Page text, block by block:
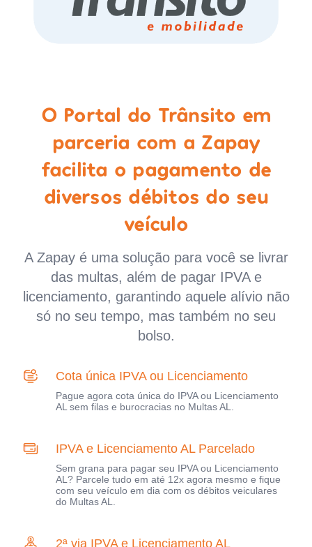
O Portal do Trânsito em
parceria com a Zapay
facilita o pagamento de
diversos débitos do seu
veículo
A Zapay é uma solução para você se livrar
das multas, além de pagar IPVA e
licenciamento, garantindo aquele alívio não
só no seu tempo, mas também no seu
bolso.
Cota única IPVA ou Licenciamento
Pague agora cota única do IPVA ou Licenciamento
AL sem filas e burocracias no Multas AL.
IPVA e Licenciamento AL Parcelado
Sem grana para pagar seu IPVA ou Licenciamento
AL? Parcele tudo em até 12x agora mesmo e fique
com seu veículo em dia com os débitos veiculares
do Multas AL.
2ª via IPVA e Licenciamento AL